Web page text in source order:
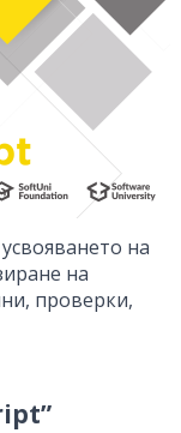
на
на
проверки,